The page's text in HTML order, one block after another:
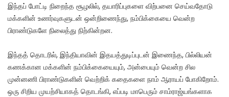
இந்தப் போட்டி நிறைந்த சூழலில், தயாரிப்புகளை விற்பனை செய்வதோடு
மக்களின் உணர்வுகளுடன் ஒன்றிணைந்து, நம்பிக்கையை வென்ற
பிராண்டுகளே நிலைத்து நிற்கின்றன.
இந்தத் தொடரில், இந்தியாவின் இதயத்துடிப்புடன் இணைந்த, பில்லியன்
கணக்கான மக்களின் நம்பிக்கையையும், அன்பையும் வென்ற சில
முன்னணி பிராண்டுகளின் வெற்றிக் கதைகளை நாம் ஆராயப் போகிறோம்.
ஒரு சிறிய முயற்சியாகத் தொடங்கி, எப்படி மாபெரும் சாம்ராஜ்யங்களாக